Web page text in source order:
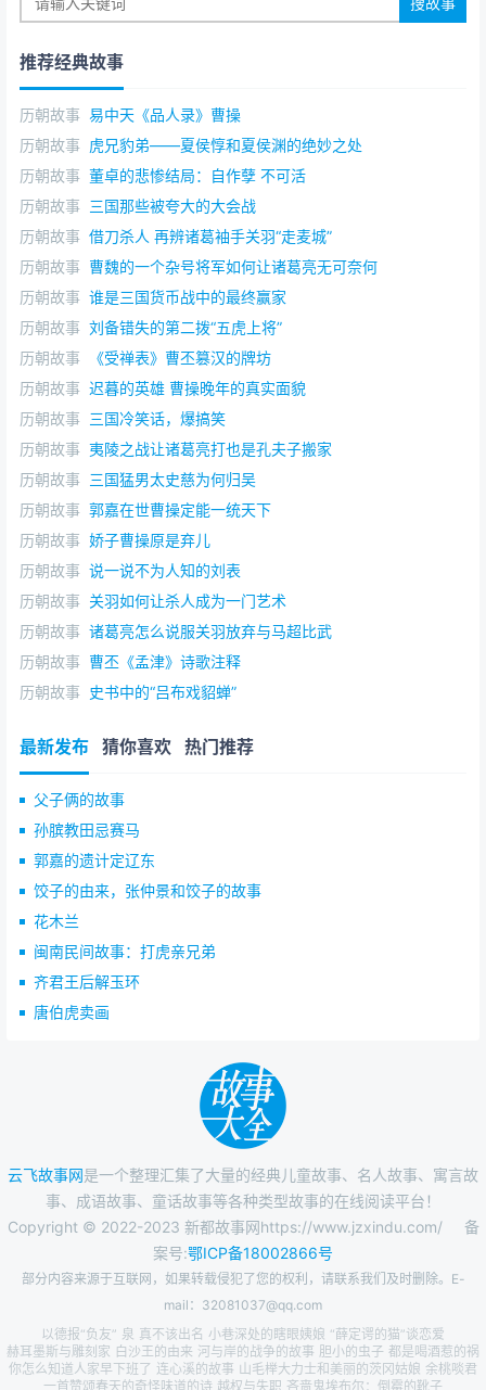
推荐经典故事
历朝故事 易中天《品人录》曹操
历朝故事 虎兄豹弟——夏侯惇和夏侯渊的绝妙之处
历朝故事 董卓的悲惨结局：自作孽 不可活
历朝故事 三国那些被夸大的大会战
历朝故事 借刀杀人 再辨诸葛袖手关羽“走麦城”
历朝故事 曹魏的一个杂号将军如何让诸葛亮无可奈何
历朝故事 谁是三国货币战中的最终赢家
历朝故事 刘备错失的第二拨“五虎上将”
历朝故事
《受禅表》曹丕篡汉的牌坊
历朝故事 迟暮的英雄 曹操晚年的真实面貌
历朝故事 三国冷笑话，爆搞笑
历朝故事 夷陵之战让诸葛亮打也是孔夫子搬家
历朝故事 三国猛男太史慈为何归吴
历朝故事 郭嘉在世曹操定能一统天下
历朝故事 娇子曹操原是弃儿
历朝故事 说一说不为人知的刘表
历朝故事 关羽如何让杀人成为一门艺术
历朝故事 诸葛亮怎么说服关羽放弃与马超比武
历朝故事 曹丕《孟津》诗歌注释
历朝故事 史书中的“吕布戏貂蝉”
最新发布 猜你喜欢 热门推荐
父子俩的故事
孙膑教田忌赛马
郭嘉的遗计定辽东
饺子的由来，张仲景和饺子的故事
花木兰
闽南民间故事：打虎亲兄弟
齐君王后解玉环
唐伯虎卖画
云飞故事网是一个整理汇集了大量的经典儿童故事、名人故事、寓言故
事、成语故事、童话故事等各种类型故事的在线阅读平台！
Copyright © 2022-2023 新都故事网https://www.jzxindu.com/
备
案号:鄂ICP备18002866号
部分内容来源于互联网，如果转载侵犯了您的权利，请联系我们及时删除。E-
mail：32081037@qq.com
以德报“负友” 泉 真不该出名 小巷深处的瞎眼姨娘 “薛定谔的猫”谈恋爱
赫耳墨斯与雕刻家 白沙王的由来 河与岸的战争的故事 胆小的虫子 都是喝酒惹的祸
你怎么知道人家早下班了 连心溪的故事 山毛榉大力士和美丽的茨冈姑娘 余桃啖君
一首赞颂春天的奇怪味道的诗 越权与失职 吝啬鬼埃布尔：倒霉的靴子